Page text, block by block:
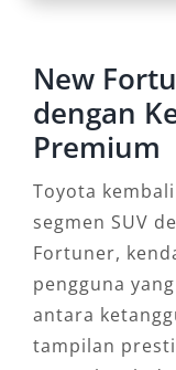
New
dengan
Premium
Toyota
segmen SUV
Fortuner,
pengguna
antara
tampilan